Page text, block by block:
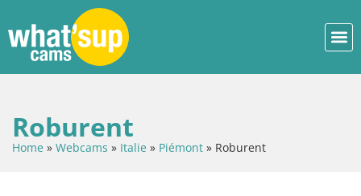
Roburent
Home » Webcams » Italie » Piémont » Roburent